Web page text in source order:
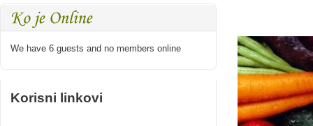
We have 6 guests and no members online
Korisni linkovi